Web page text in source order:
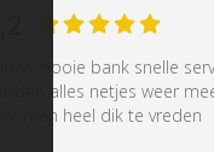
mooie bank snelle
alles netjes weer
heel dik te vreden